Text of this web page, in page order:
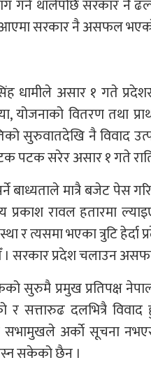
गर्न थालेपछि सरकार
आएमा सरकार नै असफल
धामीले असार १ गते
योजनाको वितरण तथा
सुरुवातदेखि नै विवाद
सरेर असार १ गते राति
मात्रै बजेट पेस
प्रकाश रावल हतारमा
त्यसमा भएका त्रुटि हेर्दा
। सरकार प्रदेश चलाउन
सुरुमै प्रमुख प्रतिपक्ष
र सत्तारुढ दलभित्रै
सभामुखले अर्काे सूचना
सकेको छैन ।